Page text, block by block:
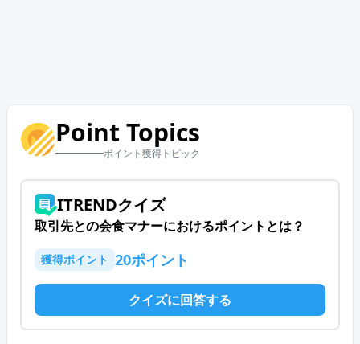
Point Topics
ポイント獲得トピック
ITRENDクイズ
取引先との会食マナーにおけるポイントとは？
獲得ポイント 20ポイント
クイズに回答する